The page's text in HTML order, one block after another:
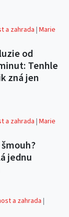
a zahrada |Marie
od
Tenhle
zná jen
a zahrada |Marie
jednu
a zahrada |